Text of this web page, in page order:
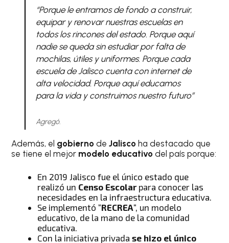
“Porque le entramos de fondo a construir,
equipar y renovar nuestras escuelas en
todos los rincones del estado. Porque aquí
nadie se queda sin estudiar por falta de
mochilas, útiles y uniformes. Porque cada
escuela de Jalisco cuenta con internet de
alta velocidad. Porque aquí educamos
para la vida y construimos nuestro futuro”
Agregó.
Además, el gobiernodeJaliscoha destacado que
se tiene el mejor modelo educativo del país porque:
En 2019 Jalisco fue el único estado que
realizó un Censo Escolarpara conocer las
necesidades en la infraestructura educativa.
Se implementó “RECREA“, un modelo
educativo, de la mano de la comunidad
educativa.
Con la iniciativa privadase hizo el único